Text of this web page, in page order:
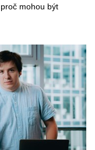
mohou být